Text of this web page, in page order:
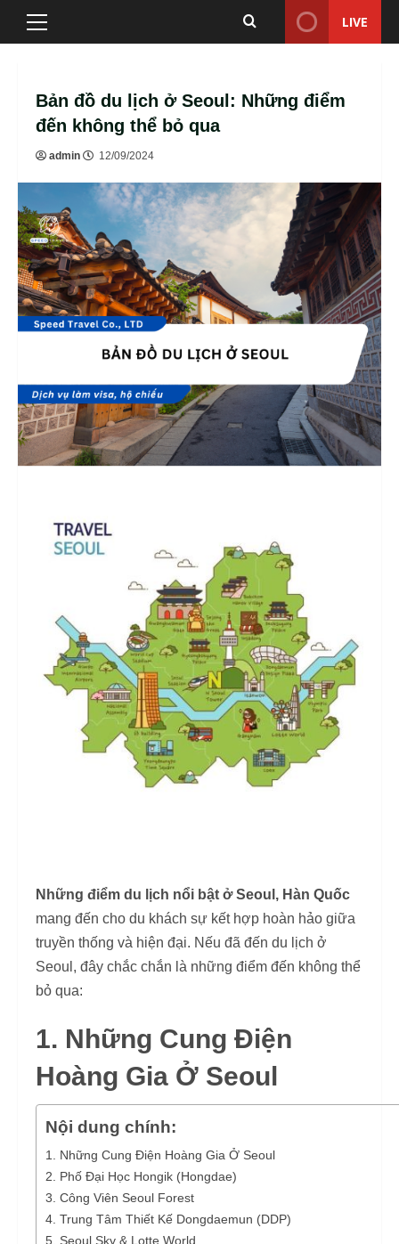
Skip
Primary
LIVE
Bản đồ du lịch ở Seoul: Những điểm
đến không thể bỏ qua
admin 12/09/2024
Những điểm du lịch nổi bật ở Seoul, Hàn Quốc
mang đến cho du khách sự kết hợp hoàn hảo giữa
truyền thống và hiện đại. Nếu đã đến du lịch ở
Seoul, đây chắc chắn là những điểm đến không thể
bỏ qua:
1. Những Cung Điện
Hoàng Gia Ở Seoul
Nội dung chính:
1. Những Cung Điện Hoàng Gia Ở Seoul
2. Phố Đại Học Hongik (Hongdae)
3. Công Viên Seoul Forest
4. Trung Tâm Thiết Kế Dongdaemun (DDP)
5. Seoul Sky & Lotte World